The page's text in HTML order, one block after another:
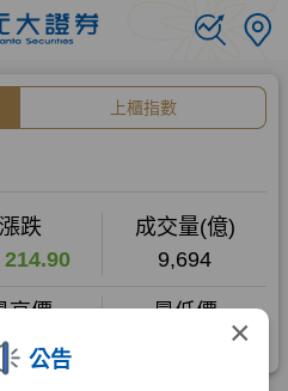
×
公告